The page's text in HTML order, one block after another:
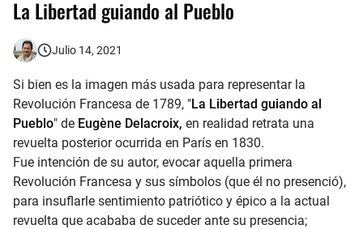
Historia de Nimes - La Roma francesa
Las Gárgolas y Quimeras de la Catedral de Notre-Dame
La Libertad guiando al Pueblo
Julio 14, 2021
Si bien es la imagen más usada para representar la
Revolución Francesa de 1789, "La Libertad guiando al
Pueblo" de Eugène Delacroix, en realidad retrata una
revuelta posterior ocurrida en París en 1830.
Fue intención de su autor, evocar aquella primera
Revolución Francesa y sus símbolos (que él no presenció),
para insuflarle sentimiento patriótico y épico a la actual
revuelta que acababa de suceder ante su presencia;